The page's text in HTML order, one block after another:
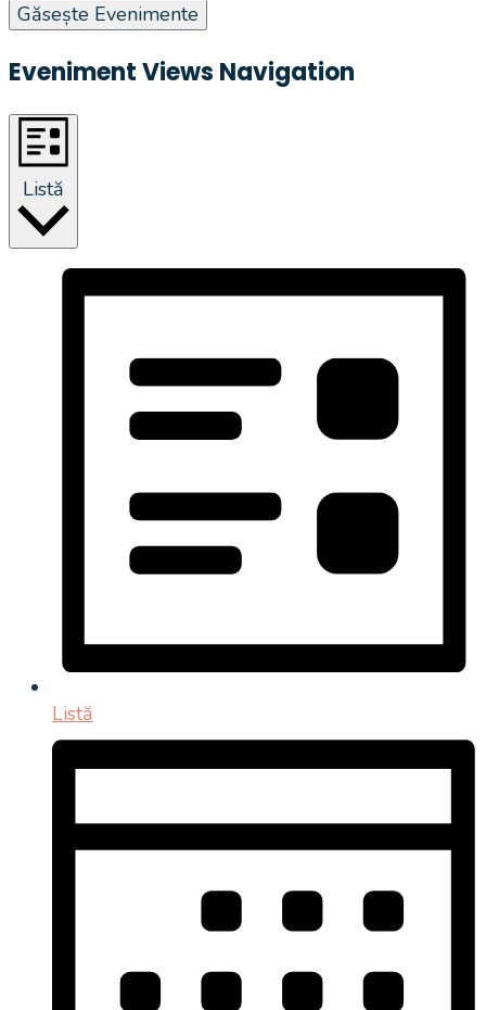
Găsește Evenimente
Eveniment Views Navigation
Listă
Listă